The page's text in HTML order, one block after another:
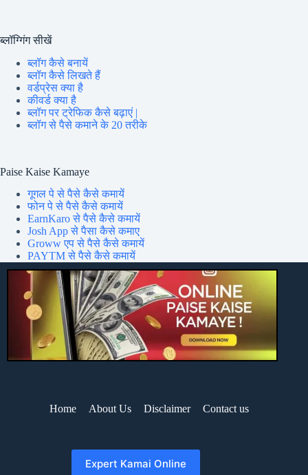
ब्लॉग्गिंग सीखें
ब्लॉग कैसे बनायें
ब्लॉग कैसे लिखते हैं
वर्डप्रेस क्या है
कीवर्ड क्या है
ब्लॉग पर ट्रेफिक कैसे बढ़ाएं |
ब्लॉग से पैसे कमाने के 20 तरीके
Paise Kaise Kamaye
गूगल पे से पैसे कैसे कमायें
फोन पे से पैसे कैसे कमायें
EarnKaro से पैसे कैसे कमायें
Josh App से पैसा कैसे कमाए
Groww एप से पैसे कैसे कमायें
PAYTM से पैसे कैसे कमायें
Home About Us Disclaimer Contact us
Expert Kamai Online